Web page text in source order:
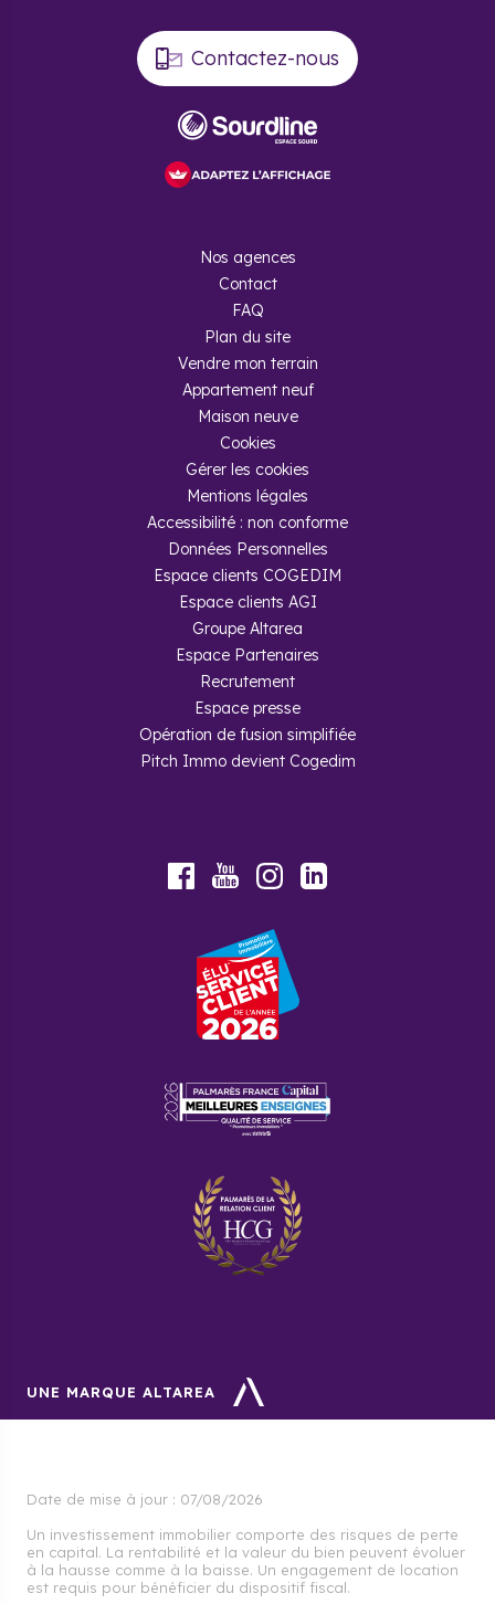
Contactez-nous
Nos agences
Contact
FAQ
Plan du site
Vendre mon terrain
Appartement neuf
Maison neuve
Cookies
Gérer les cookies
Mentions légales
Accessibilité : non conforme
Données Personnelles
Espace clients COGEDIM
Espace clients AGI
Groupe Altarea
Espace Partenaires
Recrutement
Espace presse
Opération de fusion simplifiée
Pitch Immo devient Cogedim
FacebookYoutubeInstagram
UNE MARQUE ALTAREA
Date de mise à jour : 07/08/2026
Un investissement immobilier comporte des risques de perte
en capital. La rentabilité et la valeur du bien peuvent évoluer
à la hausse comme à la baisse. Un engagement de location
est requis pour bénéficier du dispositif fiscal.